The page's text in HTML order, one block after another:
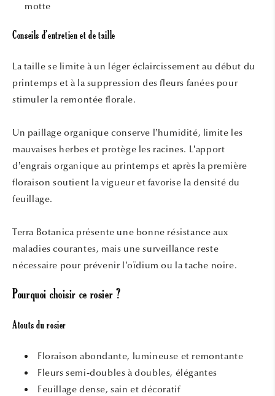
motte
Conseils d’entretien et de taille
La taille se limite à un léger éclaircissement au début du
printemps et à la suppression des fleurs fanées pour
stimuler la remontée florale.
Un paillage organique conserve l’humidité, limite les
mauvaises herbes et protège les racines. L’apport
d’engrais organique au printemps et après la première
floraison soutient la vigueur et favorise la densité du
feuillage.
Terra Botanica présente une bonne résistance aux
maladies courantes, mais une surveillance reste
nécessaire pour prévenir l’oïdium ou la tache noire.
Pourquoi choisir ce rosier ?
Atouts du rosier
Floraison abondante, lumineuse et remontante
Fleurs semi-doubles à doubles, élégantes
Feuillage dense, sain et décoratif